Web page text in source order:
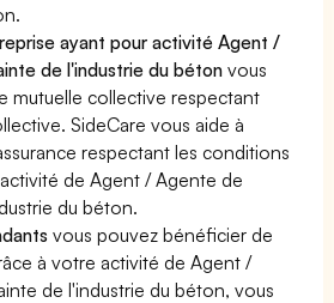
ayant pour activité Agent /
de l'industrie du bétonvous
mutuelle collective respectant
SideCare vous aide à
respectant les conditions
de Agent / Agente de
du béton.
vous pouvez bénéficier de
à votre activité de Agent /
de l'industrie du béton, vous